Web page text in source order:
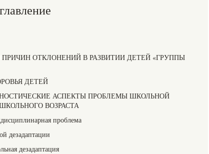
ОТКЛОНЕНИЙ В РАЗВИТИИ ДЕТЕЙ «ГРУППЫ
ДЕТЕЙ
АСПЕКТЫ ПРОБЛЕМЫ ШКОЛЬНОЙ
ВОЗРАСТА
проблема
дезадаптации
дезадаптация